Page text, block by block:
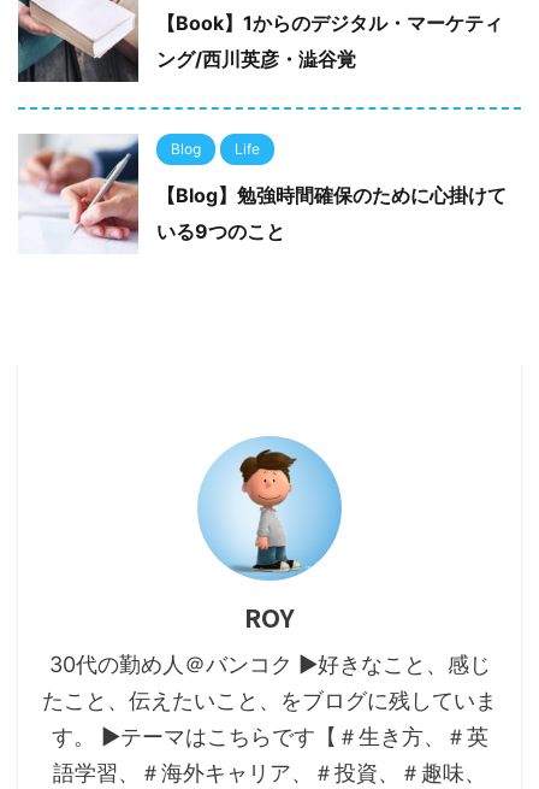
【Book】1からのデジタル・マーケティ
ング/西川英彦・澁谷覚
Blog Life
【Blog】勉強時間確保のために心掛けて
いる9つのこと
ROY
30代の勤め人＠バンコク ▶好きなこと、感じ
たこと、伝えたいこと、をブログに残していま
す。 ▶テーマはこちらです【＃生き方、＃英
語学習、＃海外キャリア、＃投資、＃趣味、